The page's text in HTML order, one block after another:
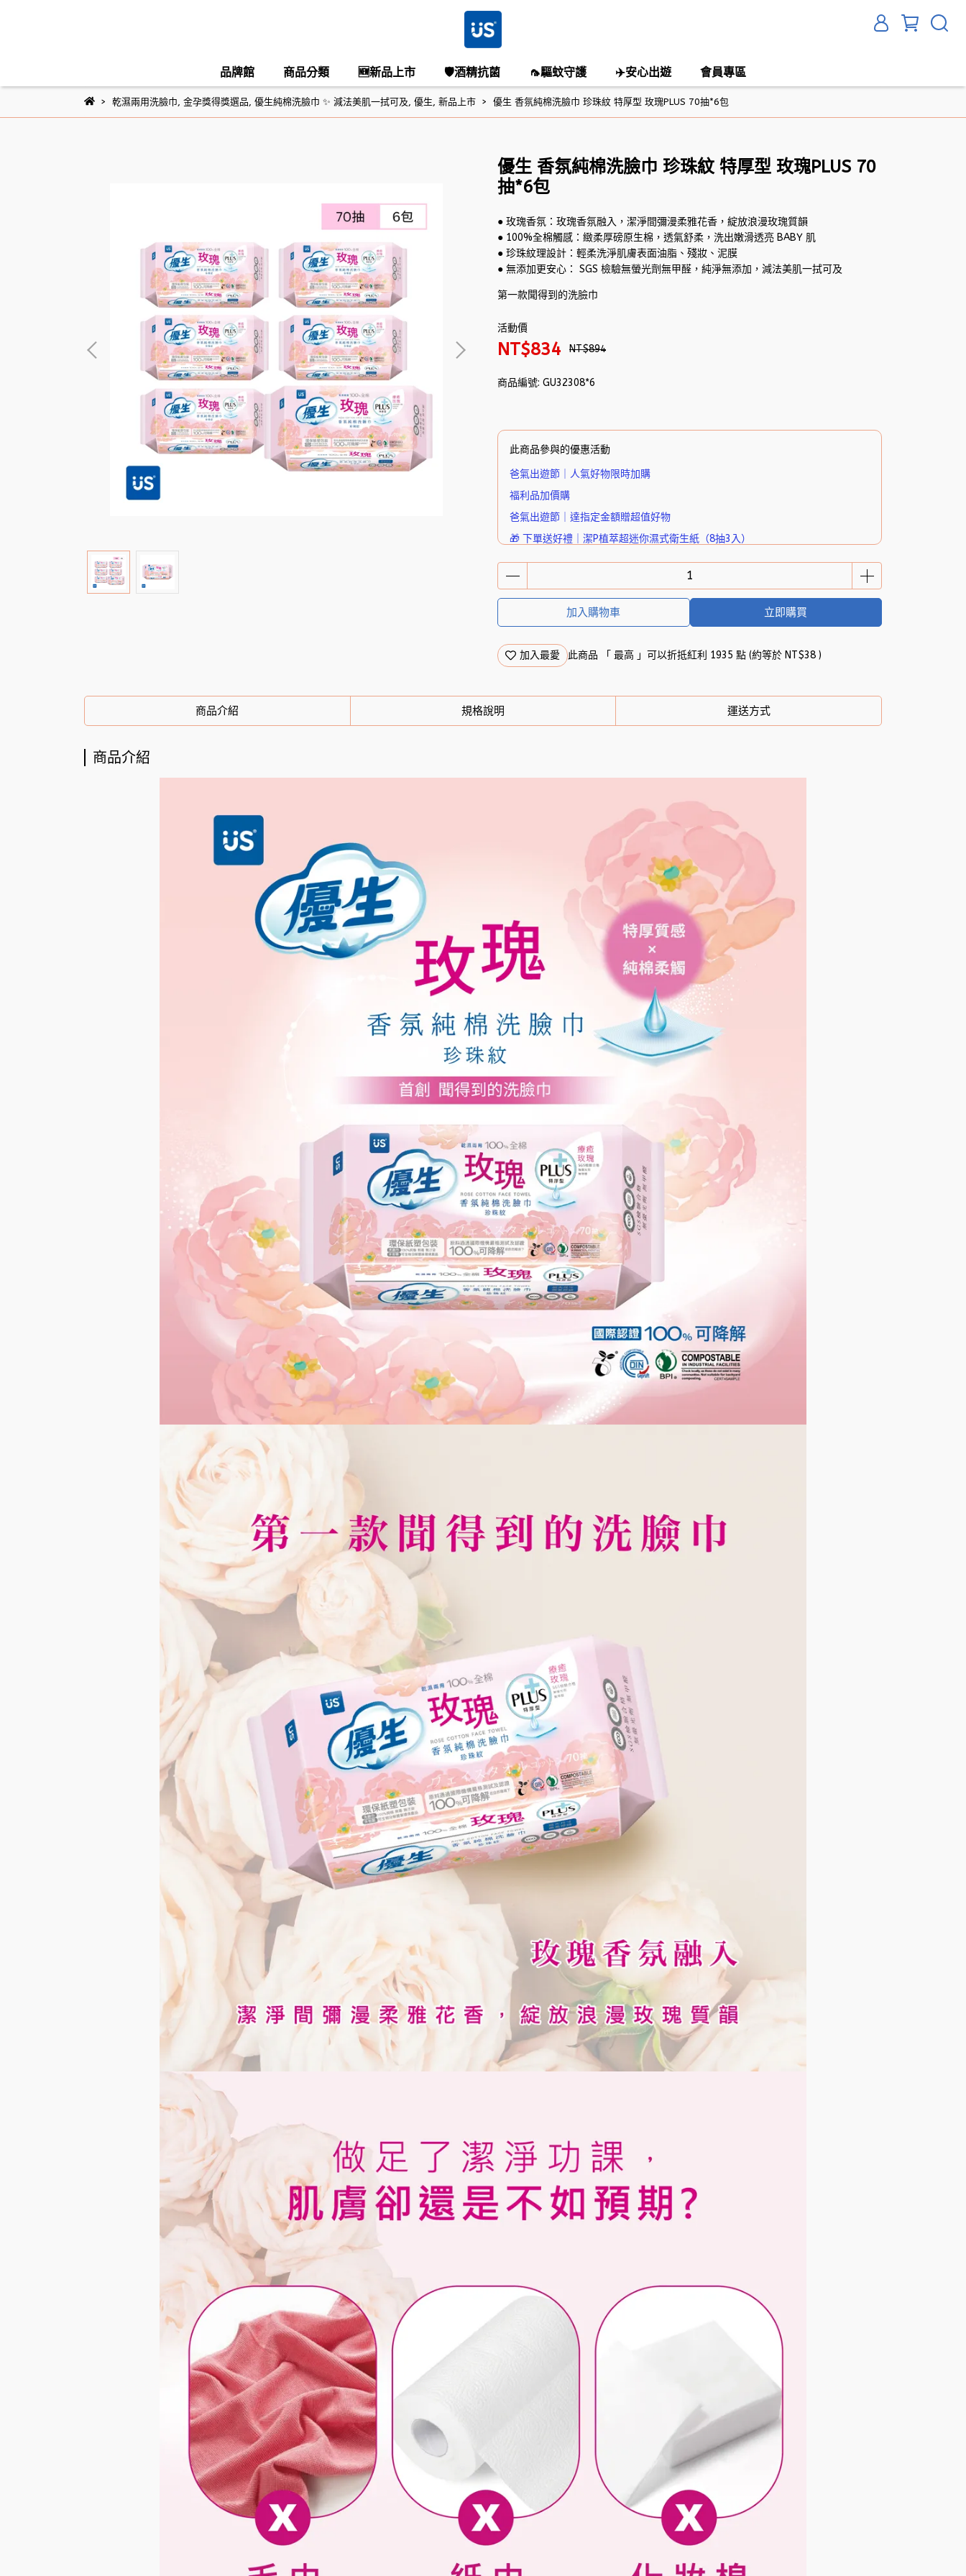
品牌館 商品分類 🆕新品上市 🛡️酒精抗菌 🦟驅蚊守護 ✈️安心出遊 會員專區
乾濕兩用洗臉巾 金孕獎得獎選品 優生純棉洗臉巾 ✨ 減法美肌一拭可及 優生 新品上市 優生 香氛純棉洗臉巾 珍珠紋 特厚型 玫瑰PLUS 70抽*6包
優生 香氛純棉洗臉巾 珍珠紋 特厚型 玫瑰PLUS 70
抽*6包
● 玫瑰香氛：玫瑰香氛融入，潔淨間彌漫柔雅花香，綻放浪漫玫瑰質韻
● 100%全棉觸感：緻柔厚磅原生棉，透氣舒柔，洗出嫩滑透亮 BABY 肌
● 珍珠紋理設計：輕柔洗淨肌膚表面油脂、殘妝、泥膜
● 無添加更安心： SGS 檢驗無螢光劑無甲醛，純淨無添加，減法美肌一拭可及
第一款聞得到的洗臉巾
活動價
NT$834 NT$894
商品編號: GU32308*6
此商品參與的優惠活動
爸氣出遊節｜人氣好物限時加購
福利品加價購
爸氣出遊節｜達指定金額贈超值好物
🎁 下單送好禮｜潔P植萃超迷你濕式衛生紙（8抽3入）
加入購物車 立即購買
加入最愛 此商品 「 最高 」可以折抵紅利 1935 點 (約等於 NT$38 )
商品介紹 規格說明 運送方式
商品介紹